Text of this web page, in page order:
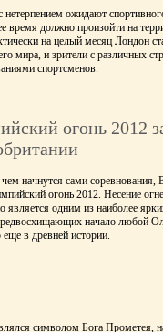
нетерпением ожидают
время должно произойти на
на целый месяц Лондон
мира, и зрители с различных
спортсменов.
огонь 2012
начнутся сами соревнования,
огонь 2012. Несение
является одним из наиболее
начало любой
еще в древней истории.
символом Бога Прометея,